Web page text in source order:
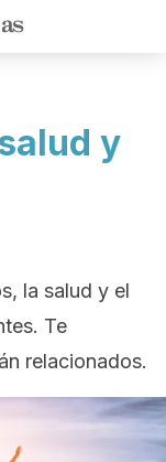
y
la salud y el
Te
relacionados.